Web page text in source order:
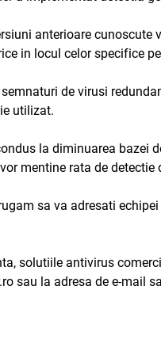
anterioare
in locul celor specifice
de virusi
utilizat.
la diminuarea bazei
mentine rata de
sa va adresati
solutiile antivirus
sau la adresa de e-mail